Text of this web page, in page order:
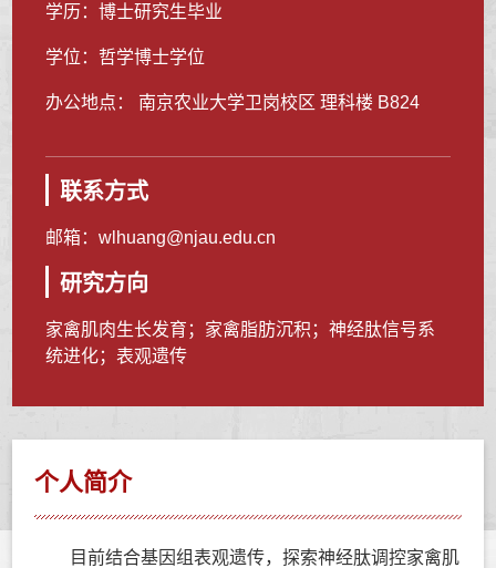
学历：博士研究生毕业
学位：哲学博士学位
办公地点： 南京农业大学卫岗校区 理科楼 B824
联系方式
邮箱：wlhuang@njau.edu.cn
研究方向
家禽肌肉生长发育；家禽脂肪沉积；神经肽信号系
统进化；表观遗传
个人简介
目前结合基因组表观遗传，探索神经肽调控家禽肌